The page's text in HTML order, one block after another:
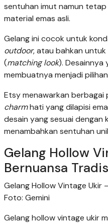
sentuhan imut namun
material emas asli.
Gelang ini cocok untuk
outdoor, atau bahkan
(matching look). Desainnya
membuatnya menjadi
Etsy menawarkan berbagai
charmhati yang dilapisi
desain yang sesuai dengan
menambahkan sentuhan
Gelang Hollow
Bernuansa
Gelang Hollow Vintage Ukir
Foto: Gemini
Gelang hollow vintage ukir